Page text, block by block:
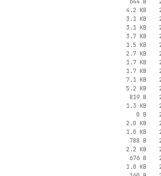
4.2 KB
3.1 KB
3.1 KB
3.7 KB
1.5 KB
2.7 KB
1.7 KB
1.7 KB
7.1 KB
5.2 KB
819 B
1.3 KB
0 B
2.0 KB
1.0 KB
788 B
2.2 KB
676 B
1.0 KB